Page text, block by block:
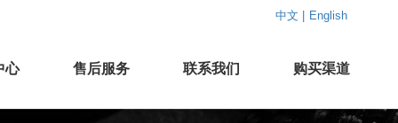
English
中文 |
心 售后服务 联系我们 购买渠道